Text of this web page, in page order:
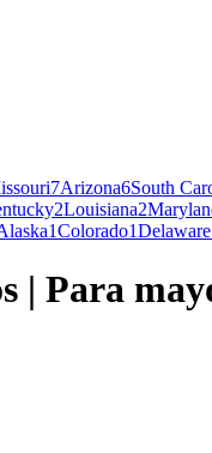
7Arizona6South
2Louisiana2
1Colorado1Delaware
| Para